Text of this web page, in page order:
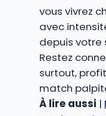
vous vivrez
avec
depuis votre
Restez
surtout,
match
À lire aussi |